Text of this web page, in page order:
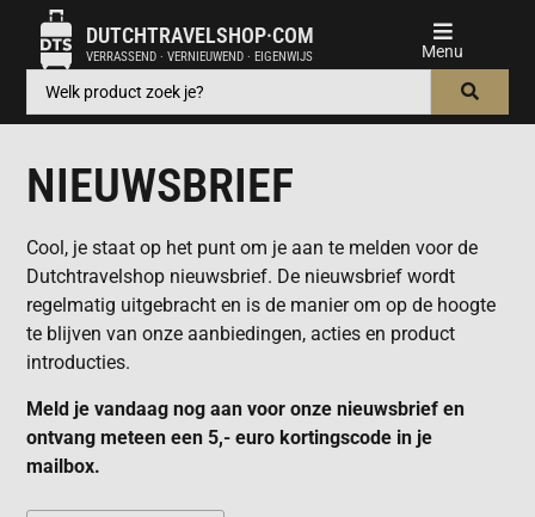
DUTCHTRAVELSHOP·COM
VERRASSEND · VERNIEUWEND · EIGENWIJS
NIEUWSBRIEF
Cool, je staat op het punt om je aan te melden voor de
Dutchtravelshop nieuwsbrief. De nieuwsbrief wordt
regelmatig uitgebracht en is de manier om op de hoogte
te blijven van onze aanbiedingen, acties en product
introducties.
Meld je vandaag nog aan voor onze nieuwsbrief en
ontvang meteen een 5,- euro kortingscode in je
mailbox.